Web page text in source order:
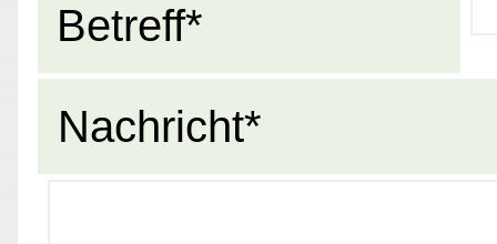
Betreff*
Nachricht*